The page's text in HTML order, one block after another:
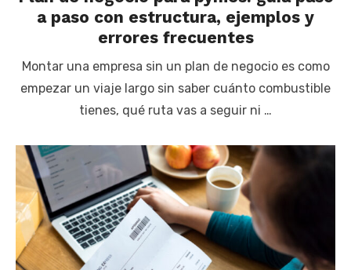
a paso con estructura, ejemplos y
errores frecuentes
Montar una empresa sin un plan de negocio es como
empezar un viaje largo sin saber cuánto combustible
tienes, qué ruta vas a seguir ni …